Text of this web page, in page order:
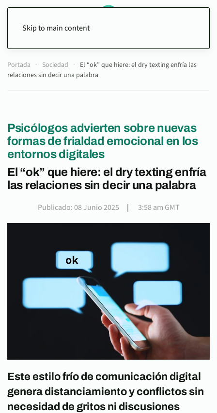
Skip to main content
Portada Sociedad
El “ok” que hiere: el dry texting enfría las
relaciones sin decir una palabra
Psicólogos advierten sobre nuevas
formas de frialdad emocional en los
entornos digitales
El “ok” que hiere: el dry texting enfría
las relaciones sin decir una palabra
Publicado: 08 Junio 2025 | 3:58 am GMT
Este estilo frío de comunicación digital
genera distanciamiento y conflictos sin
necesidad de gritos ni discusiones